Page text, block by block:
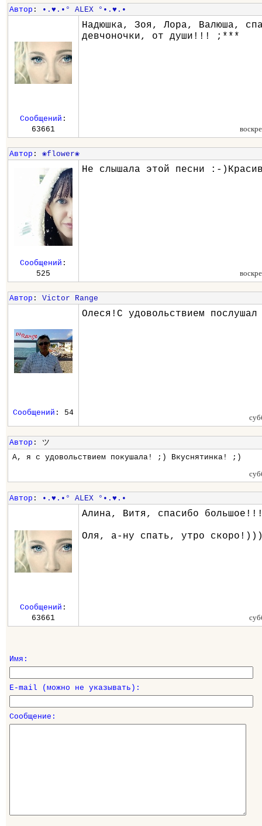
Автор : •.♥.•° ALEX °•.♥.•
Надюшка, Зоя, Лора, Валюша,
девчоночки, от души!!! ;***
Сообщений :
63661
Автор : ❀flower❀
Не слышала этой песни :-
Сообщений :
525
Автор : Victor Range
Олеся!С удовольствием
Сообщений : 54
Автор : ツ
А, я с удовольствием покушала! ;) Вкуснятинка! ;)
Автор : •.♥.•° ALEX °•.♥.•
Алина, Витя, спасибо
Оля, а-ну спать, утро
Сообщений :
63661
Имя:
E-mail (можно не указывать):
Сообщение: